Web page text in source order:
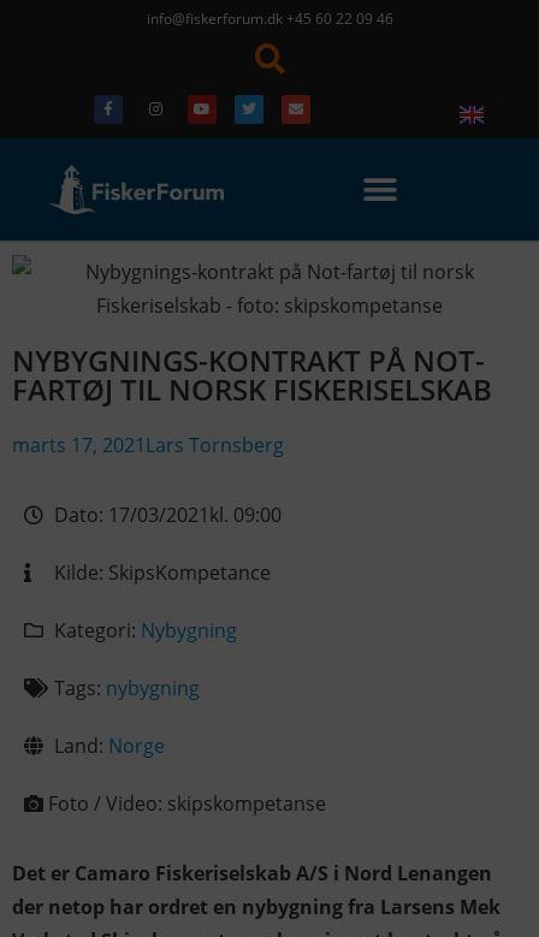
info@fiskerforum.dk +45 60 22 09 46
NYBYGNINGS-KONTRAKT PÅ NOT-
FARTØJ TIL NORSK FISKERISELSKAB
marts 17, 2021Lars Tornsberg
Dato: 17/03/2021kl. 09:00
Kilde: SkipsKompetance
Kategori: Nybygning
Tags: nybygning
Land: Norge
Foto / Video: skipskompetanse
Det er Camaro Fiskeriselskab A/S i Nord Lenangen
der netop har ordret en nybygning fra Larsens Mek